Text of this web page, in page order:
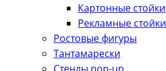
Картонные стойки
Рекламные стойки
Ростовые фигуры
Тантамарески